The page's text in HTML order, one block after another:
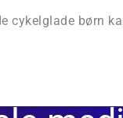
cykelglade børn